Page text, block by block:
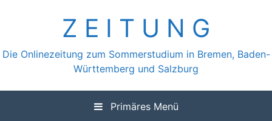
Z E I T U N G
Die Onlinezeitung zum Sommerstudium in Bremen, Baden-
Württemberg und Salzburg
Primäres Menü